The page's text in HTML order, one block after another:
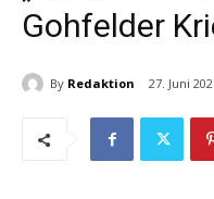
Gohfelder
By Redaktion 27. Juni